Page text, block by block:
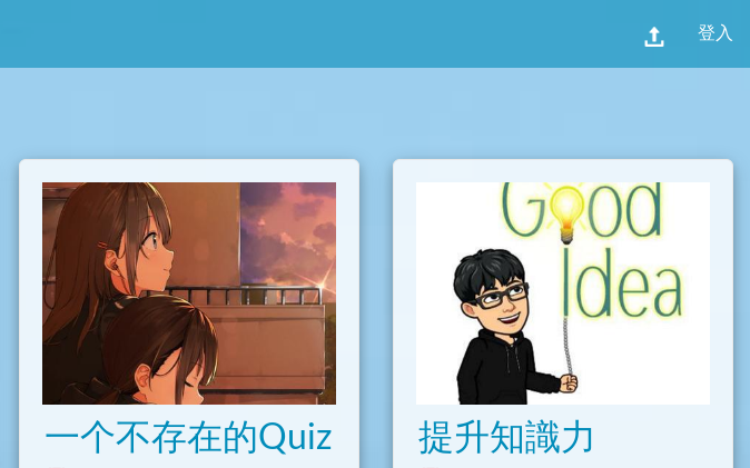
登入
一个不存在的Quiz 提升知識力